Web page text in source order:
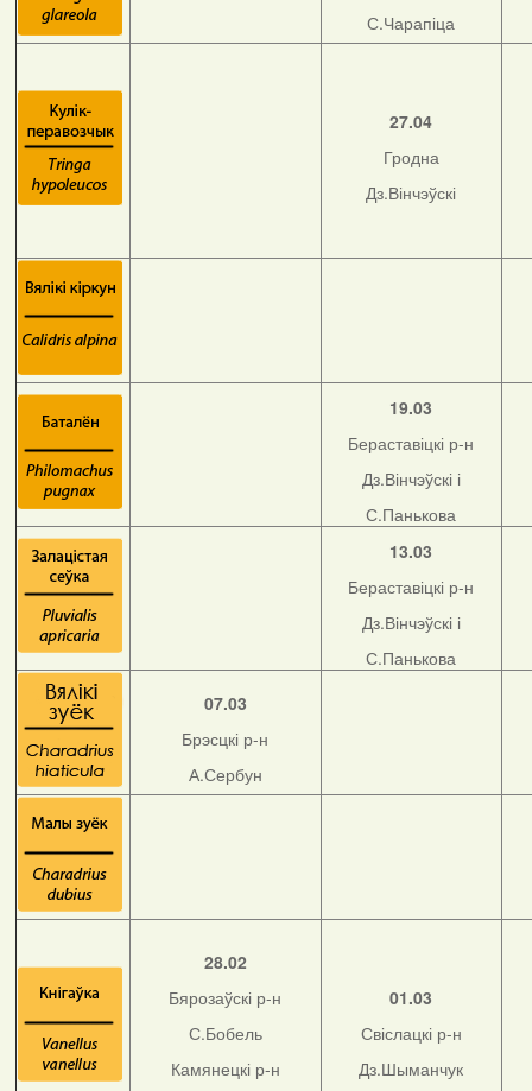
С.Чарапіца
27.04
Гродна
Дз.Вінчэўскі
19.03
Бераставіцкі р-н
Дз.Вінчэўскі і
С.Панькова
13.03
Бераставіцкі р-н
Дз.Вінчэўскі і
С.Панькова
07.03
Брэсцкі р-н
А.Сербун
28.02
Бярозаўскі р-н
С.Бобель
Камянецкі р-н
01.03
Свіслацкі р-н
Дз.Шыманчук